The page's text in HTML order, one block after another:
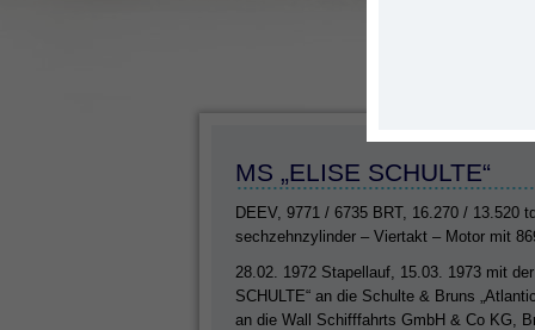
MS „ELISE SCHULTE“
DEEV, 9771 / 6735 BRT, 16.270 / 13.520
sechzehnzylinder – Viertakt – Motor mit
28.02. 1972 Stapellauf, 15.03. 1973 mit
SCHULTE“ an die Schulte & Bruns
an die Wall Schifffahrts GmbH & Co KG,